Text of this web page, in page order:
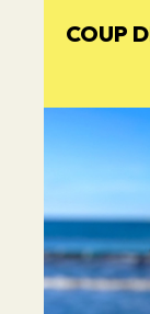
COUP